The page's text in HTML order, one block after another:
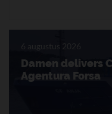
6 augustus 2026
Damen delivers
Agentura Forsa